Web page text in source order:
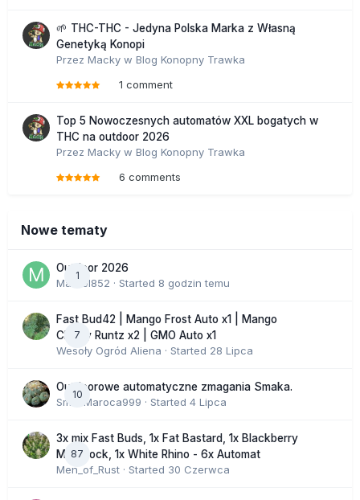
🌱 THC-THC - Jedyna Polska Marka z Własną
Genetyką Konopi
Przez Macky w Blog Konopny Trawka
1 comment
Top 5 Nowoczesnych automatów XXL bogatych w
THC na outdoor 2026
Przez Macky w Blog Konopny Trawka
6 comments
Nowe tematy
1
Outdoor 2026
Marcel852 · Started 8 godzin temu
7
Fast Bud42 | Mango Frost Auto x1 | Mango
Cherry Runtz x2 | GMO Auto x1
Wesoły Ogród Aliena · Started 28 Lipca
10
Outdoorowe automatyczne zmagania Smaka.
SmakMaroca999 · Started 4 Lipca
87
3x mix Fast Buds, 1x Fat Bastard, 1x Blackberry
Moonrock, 1x White Rhino - 6x Automat
Men_of_Rust · Started 30 Czerwca